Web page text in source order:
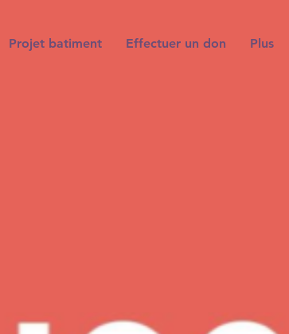
Projet batiment Effectuer un don Plus